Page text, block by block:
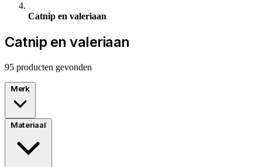
Catnip en valeriaan
Catnip en valeriaan
95 producten gevonden
Merk
Materiaal